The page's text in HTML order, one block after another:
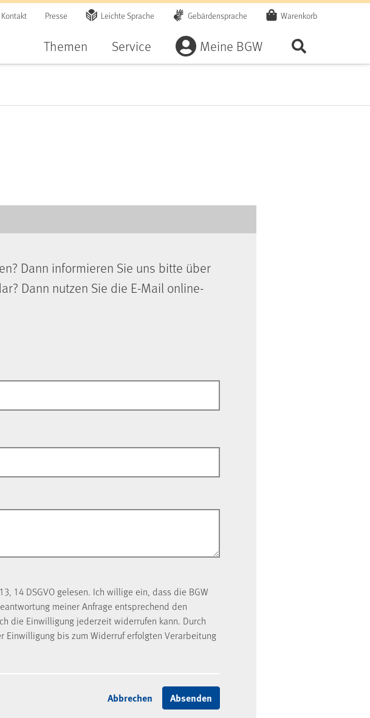
Kontakt Presse Leichte Sprache Gebärdensprache Warenkorb
Themen Service Meine BGW
Dann informieren Sie uns bitte über
Dann nutzen Sie die E-Mail online-
14 DSGVO gelesen. Ich willige ein, dass die BGW
meiner Anfrage entsprechend den
die Einwilligung jederzeit widerrufen kann. Durch
bis zum Widerruf erfolgten Verarbeitung